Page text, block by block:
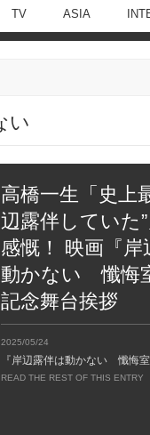
TV ASIA
い
高橋一生「史上
辺露伴していた
感慨！ 映画『岸
動かない 懺悔
記念舞台挨拶
2025/05/24
『岸辺露伴は動かない 懺悔
READ THE REST OF THIS ENTRY